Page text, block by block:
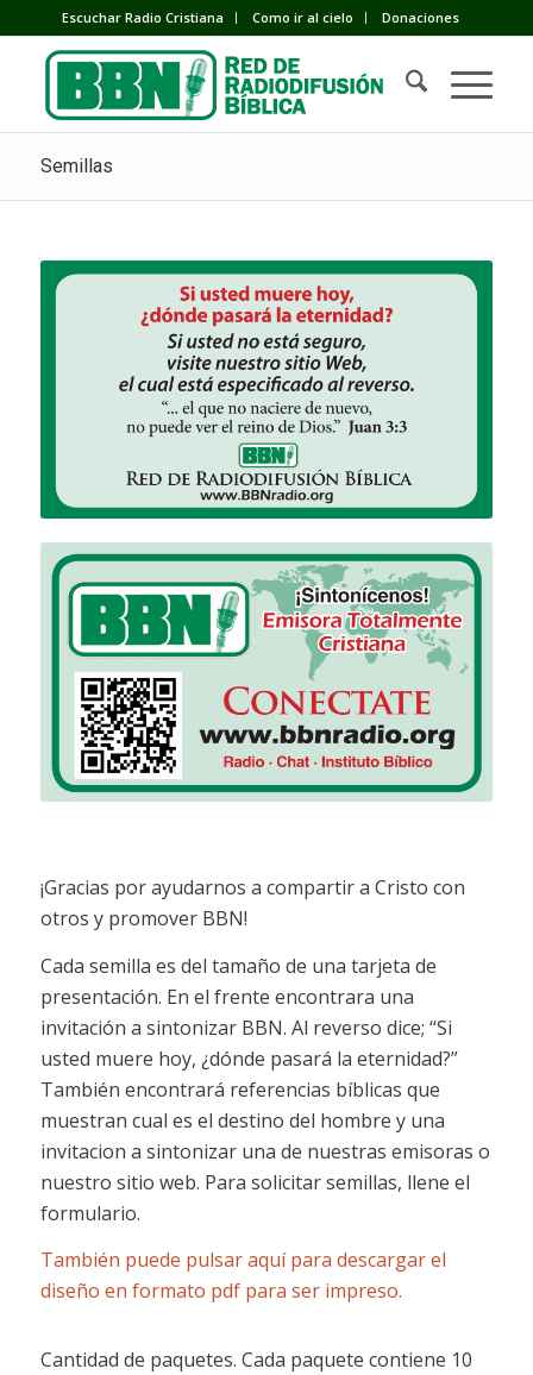
Escuchar Radio Cristiana Como ir al cielo Donaciones
Semillas
¡Gracias por ayudarnos a compartir a Cristo con
otros y promover BBN!
Cada semilla es del tamaño de una tarjeta de
presentación. En el frente encontrara una
invitación a sintonizar BBN. Al reverso dice; “Si
usted muere hoy, ¿dónde pasará la eternidad?”
También encontrará referencias bíblicas que
muestran cual es el destino del hombre y una
invitacion a sintonizar una de nuestras emisoras o
nuestro sitio web. Para solicitar semillas, llene el
formulario.
También puede pulsar aquí para descargar el
diseño en formato pdf para ser impreso.
Cantidad de paquetes. Cada paquete contiene 10